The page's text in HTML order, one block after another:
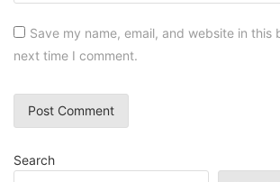
Save my name, email, and website in this
next time I comment.
Search